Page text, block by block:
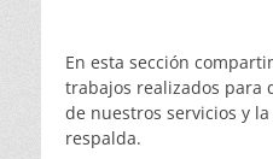
En esta sección
trabajos realizados para
de nuestros servicios y
respalda.